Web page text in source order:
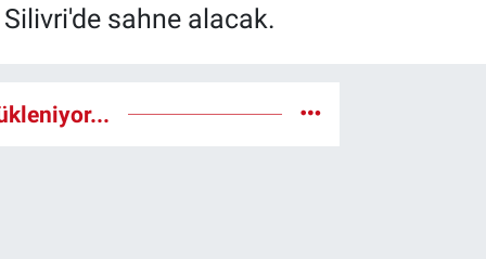
sahne alacak.